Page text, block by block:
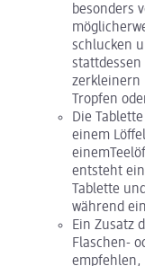
besonders
schlucken
stattdessen
zerkleinern
Tropfen
Die
einem
entsteht
Tablette
während
Ein Zusatz
Flaschen-
empfehlen,